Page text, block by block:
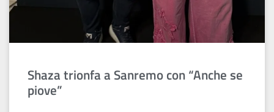
Shaza trionfa a Sanremo con “Anche se
piove”